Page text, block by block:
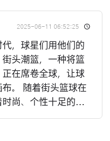
2025-06-11 06:52:25
，球星们用他们的
头潮篮，一种将篮
在席卷全球，让球
。 随着街头篮球在
尚、个性十足的...